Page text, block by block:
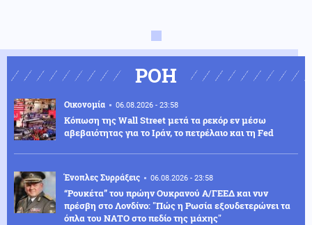
ΡΟΗ
Οικονομία 06.08.2026 - 23:58
Κόπωση της Wall Street μετά τα ρεκόρ εν μέσω
αβεβαιότητας για το Ιράν, το πετρέλαιο και τη Fed
Ένοπλες Συρράξεις 06.08.2026 - 23:58
“Ρουκέτα” του πρώην Ουκρανού Α/ΓΕΕΔ και νυν
πρέσβη στο Λονδίνο: "Πώς η Ρωσία εξουδετερώνει τα
όπλα του ΝΑΤΟ στο πεδίο της μάχης"